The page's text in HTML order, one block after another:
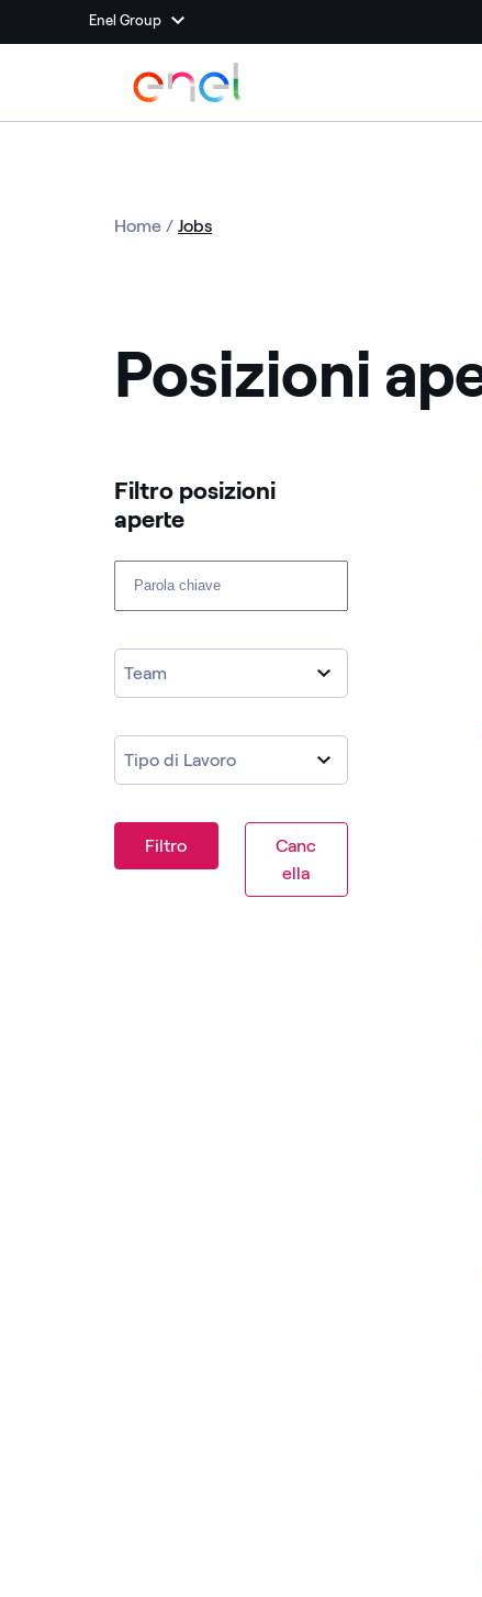
Enel Group
Home / Jobs
Posizioni
Filtro posizioni
aperte ​
Team
Tipo di Lavoro
Filtro
Canc
ella